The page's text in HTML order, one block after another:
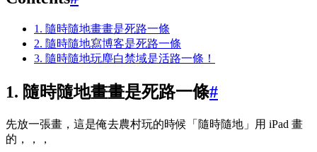
1. 隨時隨地畫畫是死路一條
2. 隨時隨地寫博客是死路一條
3. 隨時隨地玩塵白禁域是活路一條！
1. 隨時隨地畫畫是死路一條#
先放一張畫，這是俺去農村玩的時候「隨時隨地」用 iPad 畫
的，，，